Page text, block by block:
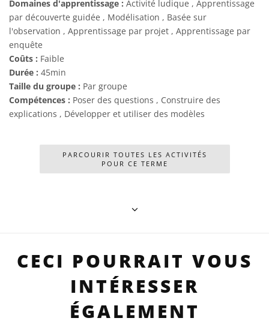
Domaines d'apprentissage : Activité ludique , Apprentissage
par découverte guidée , Modélisation , Basée sur
l'observation , Apprentissage par projet , Apprentissage par
enquête
Coûts : Faible
Durée : 45min
Taille du groupe : Par groupe
Compétences : Poser des questions , Construire des
explications , Développer et utiliser des modèles
PARCOURIR TOUTES LES ACTIVITÉS
POUR CE TERME
CECI POURRAIT VOUS
INTÉRESSER
ÉGALEMENT